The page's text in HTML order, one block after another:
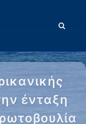
ένταξη